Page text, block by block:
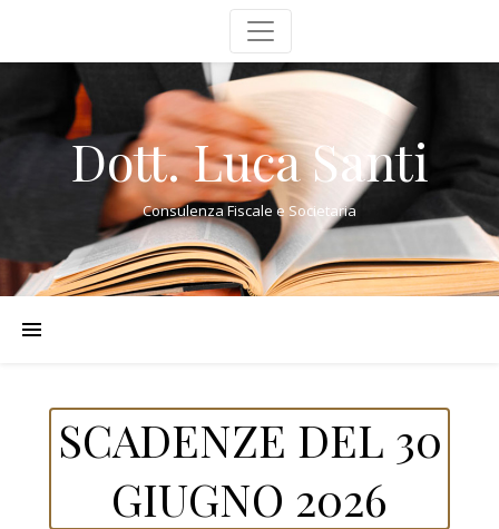
Dott. Luca Santi
Consulenza Fiscale e Societaria
SCADENZE DEL 30
GIUGNO 2026